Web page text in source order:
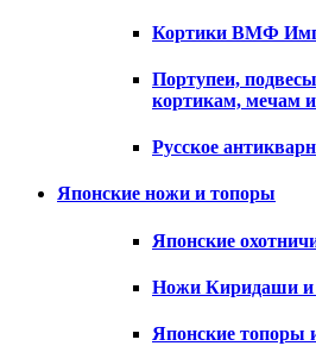
Кортики ВМФ
Портупеи,
кортикам, мечам
Русское
Японские ножи и топоры
Японские
Ножи Киридаши и
Японские топоры